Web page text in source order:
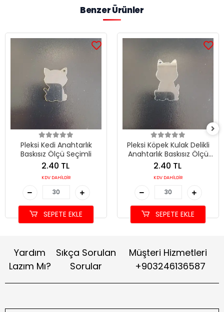
Benzer Ürünler
Pleksi Kedi Anahtarlık
Baskısız Ölçü Seçimli
2.40 TL
KDV DAHİLDİR
SEPETE EKLE
Pleksi Köpek Kulak Delikli
Anahtarlık Baskısız Ölçü
Seçimli
2.40 TL
KDV DAHİLDİR
SEPETE EKLE
Yardım
Lazım Mı?
Sıkça Sorulan
Sorular
Müşteri Hizmetleri
+903246136587